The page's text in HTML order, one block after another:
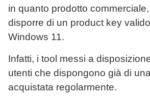
in quanto prodotto
disporre di un product key
Windows 11.
Infatti, i tool messi a
utenti che dispongono già di
acquistata regolarmente.